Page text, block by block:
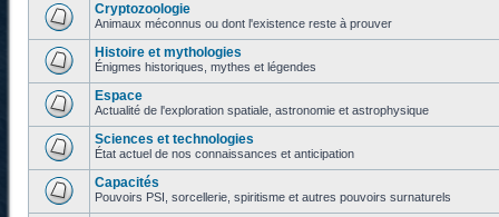
Cryptozoologie
Animaux méconnus ou dont l'existence reste à prouver
Histoire et mythologies
Énigmes historiques, mythes et légendes
Espace
Actualité de l'exploration spatiale, astronomie et astrophysique
Sciences et technologies
État actuel de nos connaissances et anticipation
Capacités
Pouvoirs PSI, sorcellerie, spiritisme et autres pouvoirs surnaturels